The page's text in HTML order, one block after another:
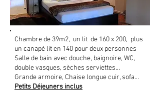
Chambre de 39m2, un lit de 160 x 200, plus
un canapé lit en 140 pour deux personnes
Salle de bain avec douche, baignoire, WC,
double vasques, sèches serviettes...
Grande armoire, Chaise longue cuir, sofa...
Petits Déjeuners inclus